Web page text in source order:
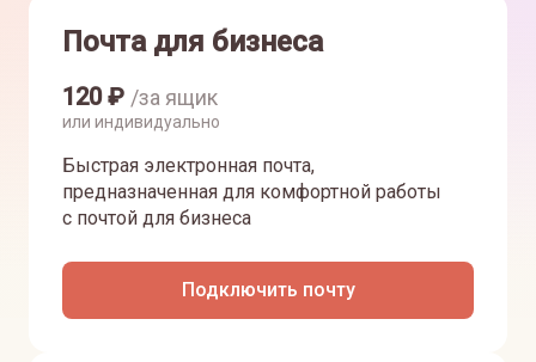
Почта для бизнеса
120₽ /за ящик
или индивидуально
Быстрая электронная почта,
предназначенная для комфортной работы
с почтой для бизнеса
Подключить почту